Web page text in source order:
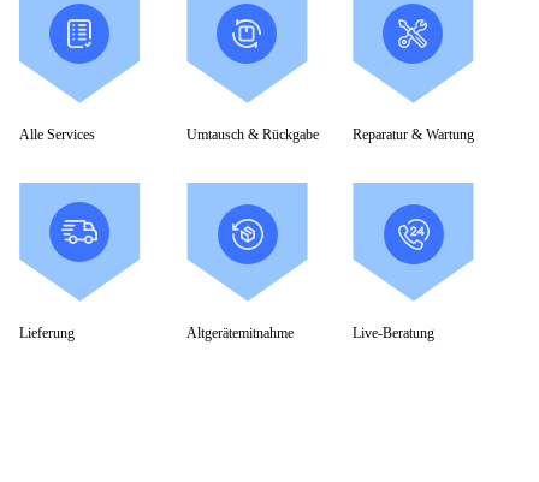
Alle Services Umtausch & Rückgabe Reparatur & Wartung
Lieferung Altgerätemitnahme Live-Beratung